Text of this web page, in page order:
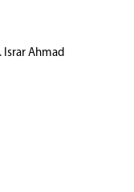
Israr Ahmad